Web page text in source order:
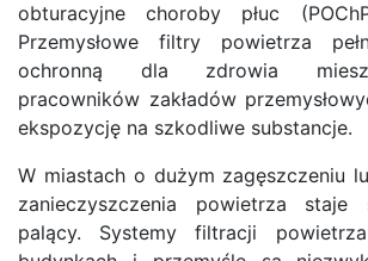
obturacyjne choroby płuc
Przemysłowe filtry powietrza
ochronną dla zdrowia
pracowników zakładów
ekspozycję na szkodliwe substancje.
W miastach o dużym zagęszczeniu
zanieczyszczenia powietrza staje
palący. Systemy filtracji